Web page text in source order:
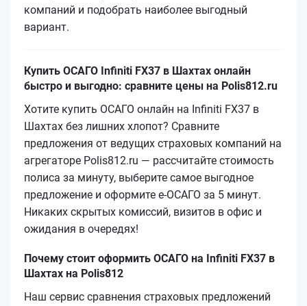
компаний и подобрать наиболее выгодный
вариант.
Купить ОСАГО Infiniti FX37 в Шахтах онлайн
быстро и выгодно: сравните цены на Polis812.ru
Хотите купить ОСАГО онлайн на Infiniti FX37 в
Шахтах без лишних хлопот? Сравните
предложения от ведущих страховых компаний на
агрегаторе Polis812.ru — рассчитайте стоимость
полиса за минуту, выберите самое выгодное
предложение и оформите е‑ОСАГО за 5 минут.
Никаких скрытых комиссий, визитов в офис и
ожидания в очередях!
Почему стоит оформить ОСАГО на Infiniti FX37 в
Шахтах на Polis812
Наш сервис сравнения страховых предложений